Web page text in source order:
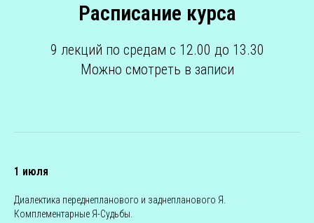
Расписание курса
9 лекций по средам с 12.00 до 13.30
Можно смотреть в записи
1 июля
Диалектика переднепланового и заднепланового Я.
Комплементарные Я-Судьбы.